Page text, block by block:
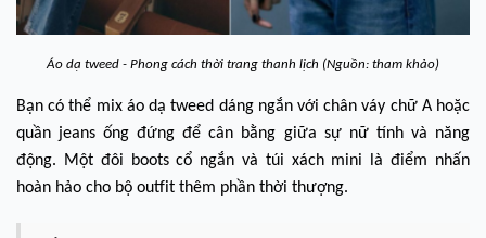
Áo dạ tweed - Phong cách thời trang thanh lịch (Nguồn: tham khảo)
Bạn có thể mix áo dạ tweed dáng ngắn với chân váy chữ A hoặc
quần jeans ống đứng để cân bằng giữa sự nữ tính và năng
động. Một đôi boots cổ ngắn và túi xách mini là điểm nhấn
hoàn hảo cho bộ outfit thêm phần thời thượng.